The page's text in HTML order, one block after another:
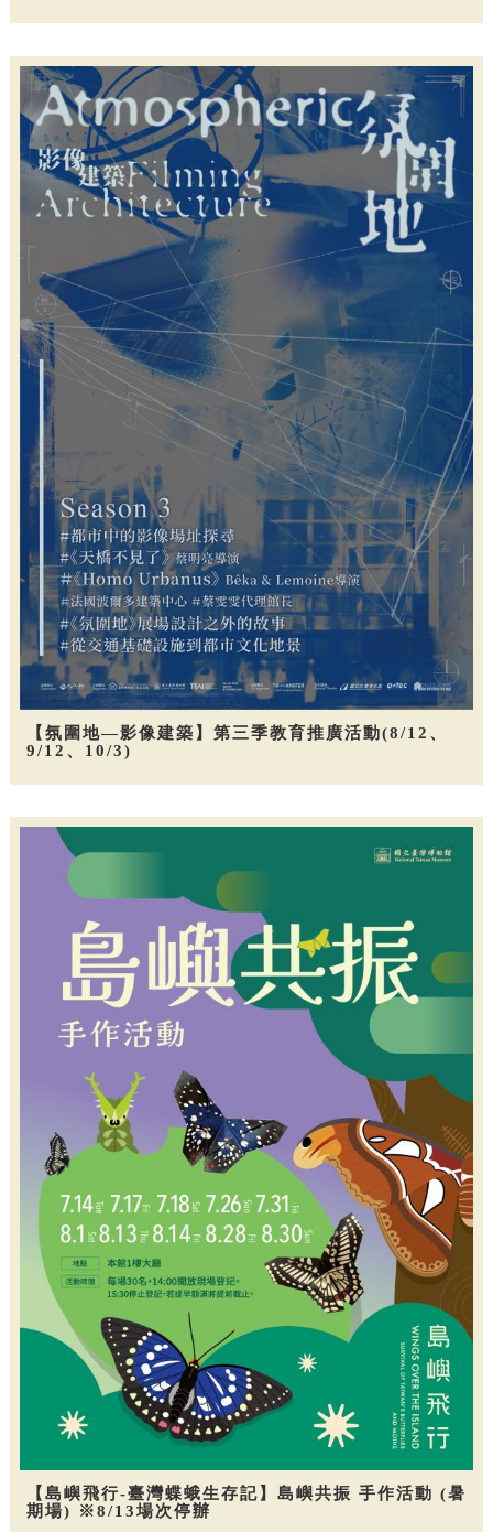
【氛圍地—影像建築】第三季教育推廣活動(8/12、
9/12、10/3)
【島嶼飛行-臺灣蝶蛾生存記】島嶼共振 手作活動 (暑
期場) ※8/13場次停辦